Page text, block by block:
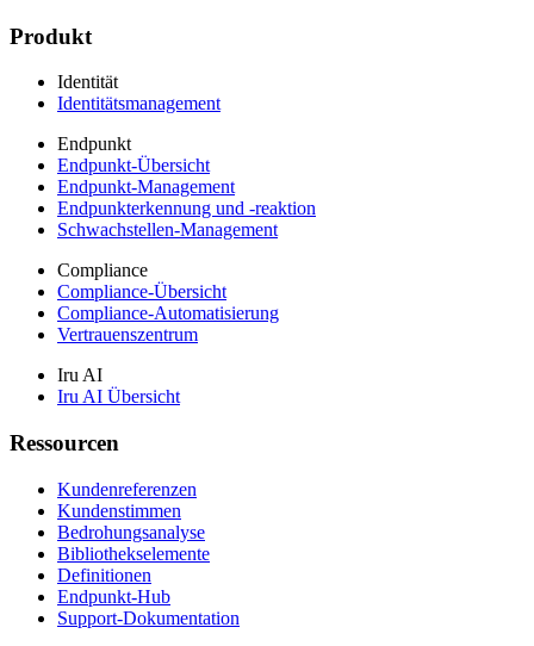
Produkt
Identität
Identitätsmanagement
Endpunkt
Endpunkt-Übersicht
Endpunkt-Management
Endpunkterkennung und -reaktion
Schwachstellen-Management
Compliance
Compliance-Übersicht
Compliance-Automatisierung
Vertrauenszentrum
Iru AI
Iru AI Übersicht
Ressourcen
Kundenreferenzen
Kundenstimmen
Bedrohungsanalyse
Bibliothekselemente
Definitionen
Endpunkt-Hub
Support-Dokumentation